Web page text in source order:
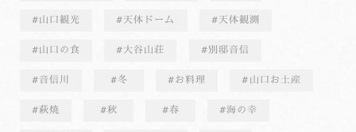
山口観光 天体ドーム 天体観測
山口の食 大谷山荘 別邸音信
音信川 冬 お料理 山口お土産
萩焼 秋 春 海の幸